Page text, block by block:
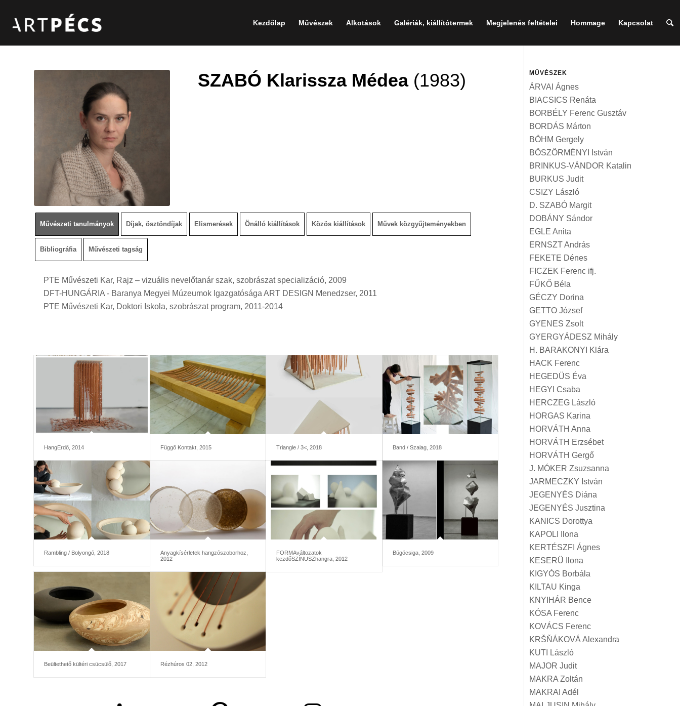
Kezdőlap Művészek Alkotások Galériák, kiállítótermek Megjelenés feltételei Hommage Kapcsolat
SZABÓ Klarissza Médea (1983)
Művészeti tanulmányok Díjak, ösztöndíjak Elismerések Önálló kiállítások Közös kiállítások Művek közgyűjteményekben
Bibliográfia Művészeti tagság
PTE Művészeti Kar, Rajz – vizuális nevelőtanár szak, szobrászat specializáció, 2009
DFT-HUNGÁRIA - Baranya Megyei Múzeumok Igazgatósága ART DESIGN Menedzser, 2011
PTE Művészeti Kar, Doktori Iskola, szobrászat program, 2011-2014
HangErdő, 2014 Függő Kontakt, 2015 Triangle / 3<, 2018 Band / Szalag, 2018
Rambling / Bolyongó, 2018
Anyagkísérletek hangzószoborhoz,
2012
FORMAváltozatok
kezdőSZÍNUSZhangra, 2012
Búgócsiga, 2009
Beültethető kültéri csücsülő, 2017 Rézhúros 02, 2012
MŰVÉSZEK
ÁRVAI Ágnes
BIACSICS Renáta
BORBÉLY Ferenc Gusztáv
BORDÁS Márton
BÖHM Gergely
BÖSZÖRMÉNYI István
BRINKUS-VÁNDOR Katalin
BURKUS Judit
CSIZY László
D. SZABÓ Margit
DOBÁNY Sándor
EGLE Anita
ERNSZT András
FEKETE Dénes
FICZEK Ferenc ifj.
FŰKŐ Béla
GÉCZY Dorina
GETTO József
GYENES Zsolt
GYERGYÁDESZ Mihály
H. BARAKONYI Klára
HACK Ferenc
HEGEDÜS Éva
HEGYI Csaba
HERCZEG László
HORGAS Karina
HORVÁTH Anna
HORVÁTH Erzsébet
HORVÁTH Gergő
J. MÓKER Zsuzsanna
JARMECZKY István
JEGENYÉS Diána
JEGENYÉS Jusztina
KANICS Dorottya
KAPOLI Ilona
KERTÉSZFI Ágnes
KESERÜ Ilona
KIGYÓS Borbála
KILTAU Kinga
KNYIHÁR Bence
KÓSA Ferenc
KOVÁCS Ferenc
KRŠŇÁKOVÁ Alexandra
KUTI László
MAJOR Judit
MAKRA Zoltán
MAKRAI Adél